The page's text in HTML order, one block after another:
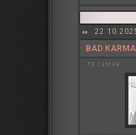
BAD КARMA
та самая